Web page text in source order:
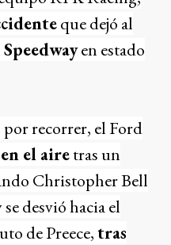
que dejó al
en estado
por recorrer, el Ford
el airetras un
Christopher Bell
desvió hacia el
de Preece,tras